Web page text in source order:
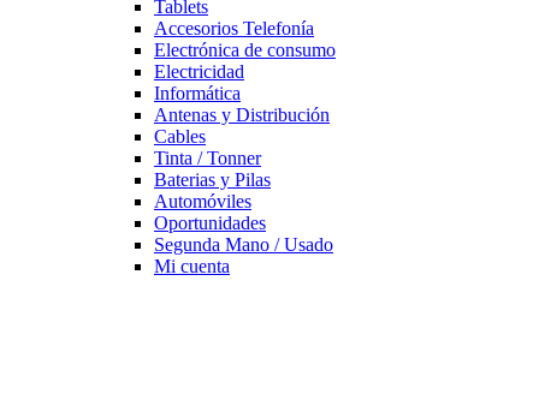
Tablets
Accesorios Telefonía
Electrónica de consumo
Electricidad
Informática
Antenas y Distribución
Cables
Tinta / Tonner
Baterias y Pilas
Automóviles
Oportunidades
Segunda Mano / Usado
Mi cuenta